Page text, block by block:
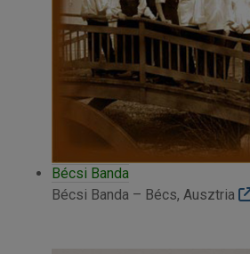
Bécsi Banda
Bécsi Banda – Bécs, Ausztria